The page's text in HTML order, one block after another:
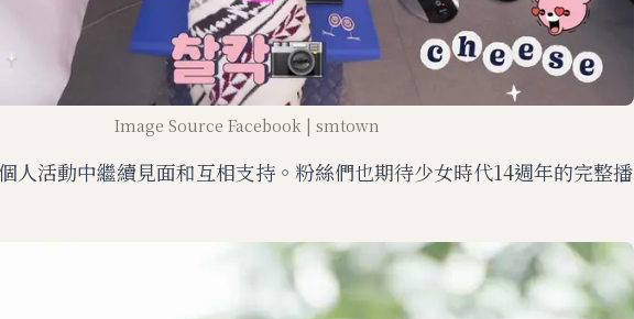
Image Source Facebook | smtown
人活動中繼續見面和互相支持。粉絲們也期待少女時代14週年的完整播